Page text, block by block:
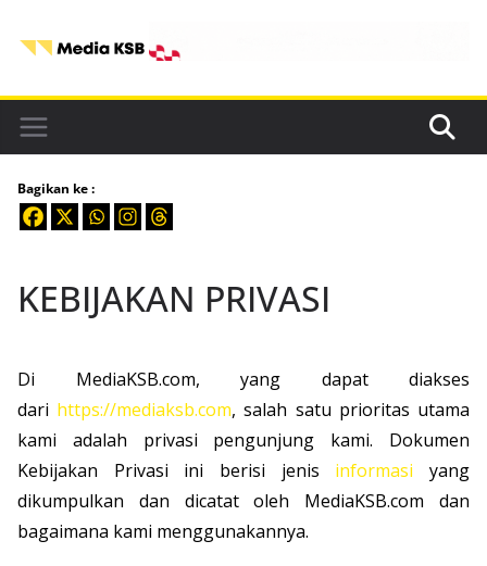
content
Bagikan ke :
KEBIJAKAN PRIVASI
Di MediaKSB.com, yang dapat diakses
dari https://mediaksb.com, salah satu prioritas utama
kami adalah privasi pengunjung kami. Dokumen
Kebijakan Privasi ini berisi jenis informasi yang
dikumpulkan dan dicatat oleh MediaKSB.com dan
bagaimana kami menggunakannya.